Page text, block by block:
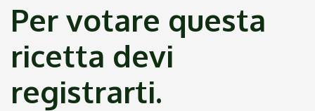
Per votare questa
ricetta devi
registrarti.